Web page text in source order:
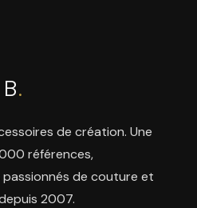
.
de création. Une
références,
de couture et
2007.